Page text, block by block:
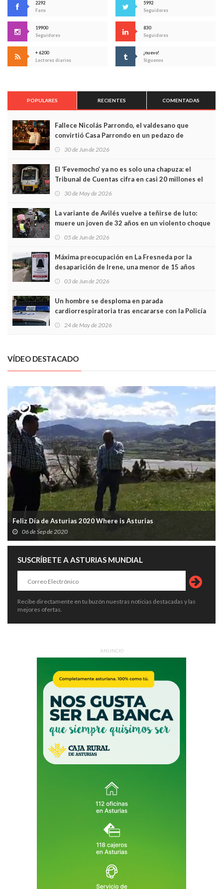
2292
Fans
5992
Seguidores
19900
Seguidores
830
Seguidores
+ 6200
Lectores diarios
¡nuevo!
Síguenos
POPULARES RECIENTES COMENTADAS
Fallece Nicolás Parrondo, el valdesano que
convirtió Casa Parrondo en un pedazo de
Asturias en Madrid
30 de Jun de 2026
El ‘Fevemocho’ ya no es solo una chapuza: el
Tribunal de Cuentas cifra en casi 20 millones el
sobrecoste de los trenes que no cabían por los
30 de May de 2026
La variante de Avilés vuelve a teñirse de luto:
muere un joven de 32 años en un violento choque
frontal
05 de Jun de 2026
Máxima preocupación en La Fresneda por la
desaparición de Irene, una menor de 15 años
03 de Jun de 2026
Un hombre se desploma en parada
cardiorrespiratoria tras encararse con la Policía
Local en Luanco
24 de May de 2026
VÍDEO DESTACADO
Feliz Día de Asturias 2020 Where is Asturias
06 de Sep de 2020
SUSCRÍBETE A ASTURIAS MUNDIAL
Recibe directamente en tu buzón nuestras noticias destacadas y las
mejores ofertas.
ANUNCIO